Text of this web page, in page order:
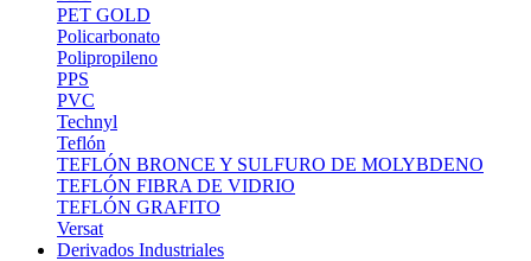
PET GOLD
Policarbonato
Polipropileno
PPS
PVC
Technyl
Teflón
TEFLÓN BRONCE Y SULFURO DE MOLYBDENO
TEFLÓN FIBRA DE VIDRIO
TEFLÓN GRAFITO
Versat
Derivados Industriales